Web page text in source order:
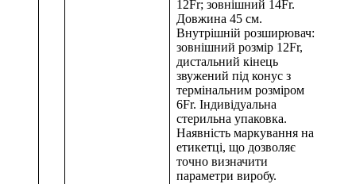
12Fr; зовнішний 14Fr.
Довжина 45 см.
Внутрішній розширювач:
зовнішний розмір 12Fr,
дистальний кінець
звужений під конус з
термінальним розміром
6Fr. Індивідуальна
стерильна упаковка.
Наявність маркування на
етикетці, що дозволяє
точно визначити
параметри виробу.